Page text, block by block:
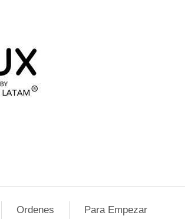
Ordenes
Para Empezar